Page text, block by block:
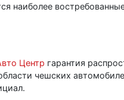
наиболее
Центр гарантия
чешских